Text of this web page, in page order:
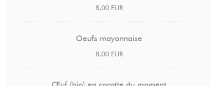
8,00 EUR
Oeufs mayonnaise
8,00 EUR